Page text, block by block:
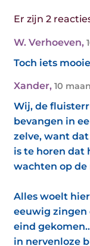
Er zijn 2
W. Verhoeven,
Toch iets
Xander, 10
Wij, de
bevangen in
zelve, want dat
is te horen dat
wachten op de
Alles woelt
eeuwig zingen
eind
in nervenloze